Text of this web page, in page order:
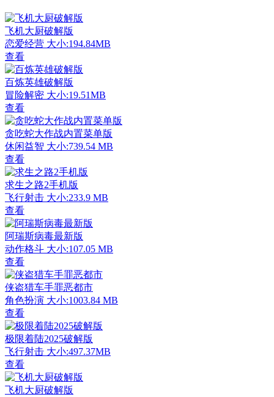
飞机大厨破解版
恋爱经营 大小:194.84MB
查看
百炼英雄破解版
冒险解密 大小:19.51MB
查看
贪吃蛇大作战内置菜单版
休闲益智 大小:739.54 MB
查看
求生之路2手机版
飞行射击 大小:233.9 MB
查看
阿瑞斯病毒最新版
动作格斗 大小:107.05 MB
查看
侠盗猎车手罪恶都市
角色扮演 大小:1003.84 MB
查看
极限着陆2025破解版
飞行射击 大小:497.37MB
查看
飞机大厨破解版